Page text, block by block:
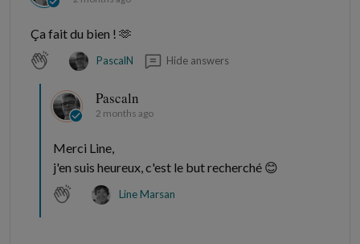
Ça fait du bien ! 🫶
PascalN Hide answers
Pascaln
2 months ago
Merci Line,
j'en suis heureux, c'est le but recherché 😊
Line Marsan